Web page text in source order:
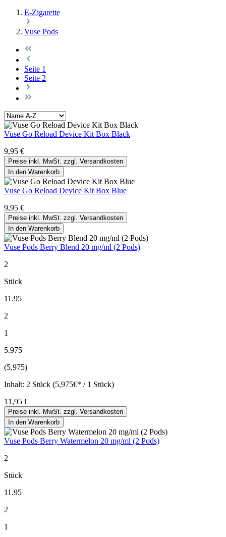
E-Zigarette
Vuse Pods
Seite 1
Seite 2
Vuse Go Reload Device Kit Box Black
9,95 €
Preise inkl. MwSt. zzgl. Versandkosten
In den Warenkorb
Vuse Go Reload Device Kit Box Blue
9,95 €
Preise inkl. MwSt. zzgl. Versandkosten
In den Warenkorb
Vuse Pods Berry Blend 20 mg/ml (2 Pods)
2
Stück
11.95
2
1
5.975
(5,975)
Inhalt: 2 Stück (5,975€* / 1 Stück)
11,95 €
Preise inkl. MwSt. zzgl. Versandkosten
In den Warenkorb
Vuse Pods Berry Watermelon 20 mg/ml (2 Pods)
2
Stück
11.95
2
1